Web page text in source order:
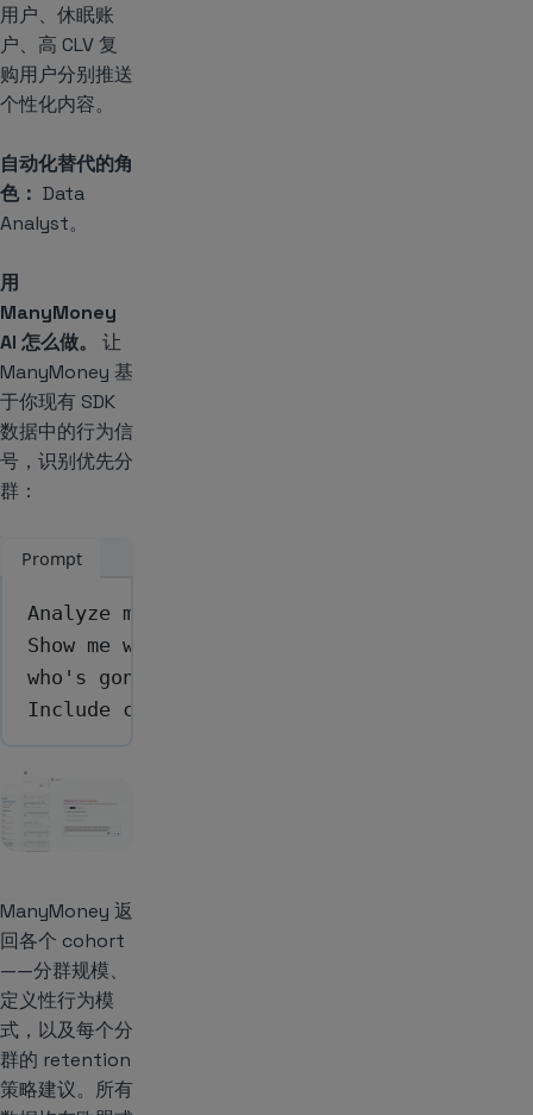
用户、休眠账
户、高 CLV 复
购用户分别推送
个性化内容。
自动化替代的角
色： Data
Analyst。
用
ManyMoney
AI 怎么做。
让
ManyMoney 基
于你现有 SDK
数据中的行为信
号，识别优先分
群：
Prompt
Analyze my user base and surface
Show me who's likely to convert this
who's gone dormant in the last 14 days,
Include cohort size and the behavioral
ManyMoney 返
回各个 cohort
——分群规模、
定义性行为模
式，以及每个分
群的 retention
策略建议。所有